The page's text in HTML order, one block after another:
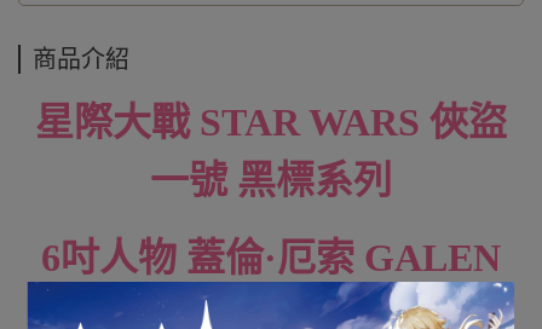
商品介紹
星際大戰 STAR WARS 俠盜
一號 黑標系列
6吋人物 蓋倫·厄索 GALEN
ERSO